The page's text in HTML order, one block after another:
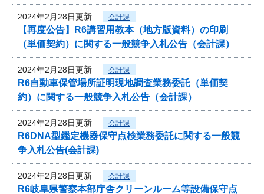
2024年2月28日更新 会計課
【再度公告】R6講習用教本（地方版資料）の印刷
（単価契約）に関する一般競争入札公告（会計課）
2024年2月28日更新 会計課
R6自動車保管場所証明現地調査業務委託（単価契
約）に関する一般競争入札公告（会計課）
2024年2月28日更新 会計課
R6DNA型鑑定機器保守点検業務委託に関する一般競
争入札公告(会計課)
2024年2月28日更新 会計課
R6岐阜県警察本部庁舎クリーンルーム等設備保守点